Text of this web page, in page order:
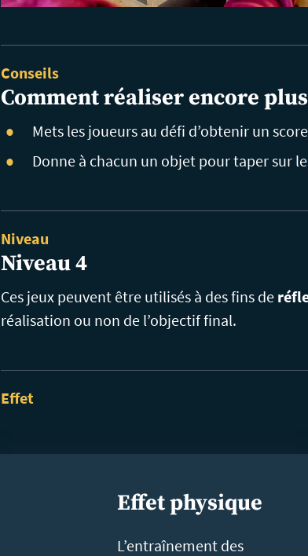
Conseils
Comment réaliser encore
Mets les joueurs au défi d’obtenir un
Donne à chacun un objet pour taper sur
Niveau
Niveau 4
Ces jeux peuvent être utilisés à des fins de
réalisation ou non de l’objectif final.
Effet
Effet physique
L’entraînement des